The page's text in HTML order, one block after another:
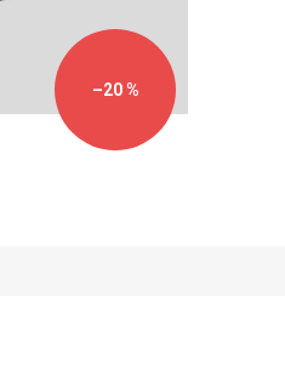
–20 %